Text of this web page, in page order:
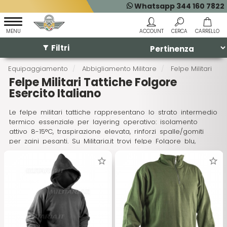
Whatsapp 344 160 7822
Equipaggiamento Abbigliamento Militare Felpe Militari
Felpe Militari Tattiche Folgore
Esercito Italiano
Le felpe militari tattiche rappresentano lo strato intermedio
termico essenziale per layering operativo: isolamento
attivo 8-15°C, traspirazione elevata, rinforzi spalle/gomiti
per zaini pesanti. Su Militaria.it trovi felpe Folgore blu,
esercito OD 1861, USMC grigie e mimetiche surplus, tutte
con cappuccio regolabile e tasche utility termonastrate.
Queste felpe mantengono core temperature stabile
durante transizioni termiche rapide, riducendo rischio
shock termico del 60% rispetto strati sottili.
Felpe Folgore e Paracadutisti
Filtri